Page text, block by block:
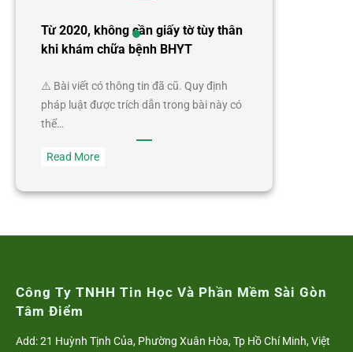
biệt?
Từ 2020, không cần giấy tờ tùy thân
khi khám chữa bệnh BHYT
⚠️ Bài viết có thông tin đã cũ. Quy định
pháp luật được trích dẫn trong bài này có
thể…
Read More:
2020,
tùy
khám
Công Ty TNHH Tin Học Và Phần Mềm Sài Gòn
Tâm Điểm
Add: 21 Huỳnh Tịnh Của, Phường Xuân Hòa, Tp Hồ Chí Minh, Việt